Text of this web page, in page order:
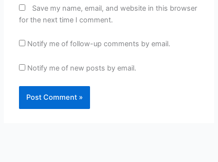
Save my name, email, and website in this browser
for the next time I comment.
Notify me of follow-up comments by email.
Notify me of new posts by email.